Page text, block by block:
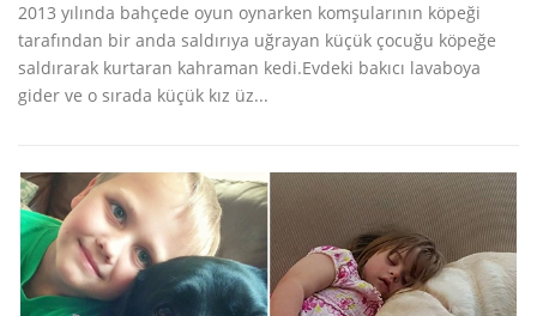
2013 yılında bahçede oyun oynarken komşularının köpeği
tarafından bir anda saldırıya uğrayan küçük çocuğu köpeğe
saldırarak kurtaran kahraman kedi.Evdeki bakıcı lavaboya
gider ve o sırada küçük kız üz...